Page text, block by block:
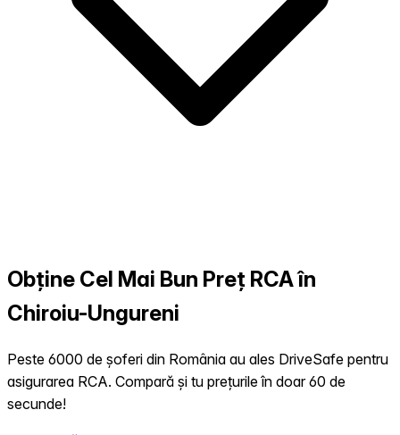
Obține Cel Mai Bun Preț RCA în
Chiroiu-Ungureni
Peste 6000 de șoferi din România au ales DriveSafe pentru
asigurarea RCA. Compară și tu prețurile în doar 60 de
secunde!